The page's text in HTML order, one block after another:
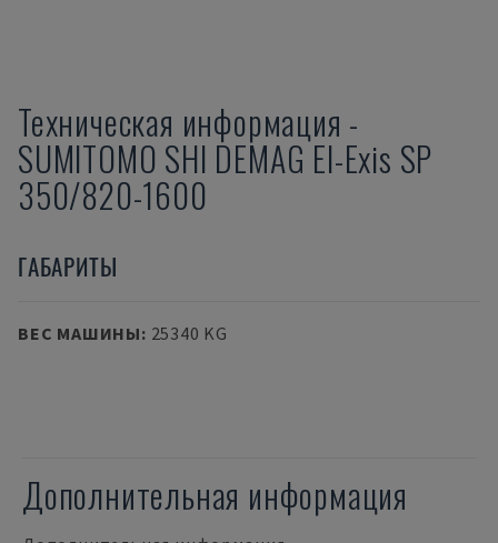
Техническая информация -
SUMITOMO SHI DEMAG El-Exis SP
350/820-1600
ГАБАРИТЫ
ВЕС МАШИНЫ: 25340 KG
Дополнительная информация